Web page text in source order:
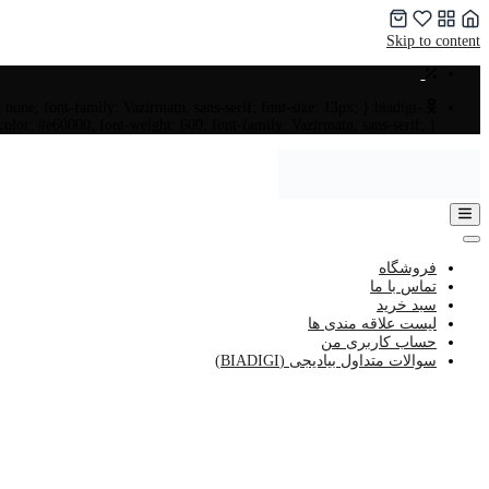
Skip to content
فروشگاه
تماس با ما
سبد خرید
لیست علاقه مندی ها
حساب کاربری من
سوالات متداول بیادیجی (BIADIGI)